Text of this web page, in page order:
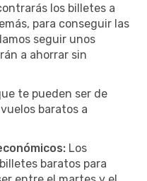
los billetes a
para conseguir las
seguir unos
a ahorrar sin
te pueden ser de
baratos a
Los
baratos para